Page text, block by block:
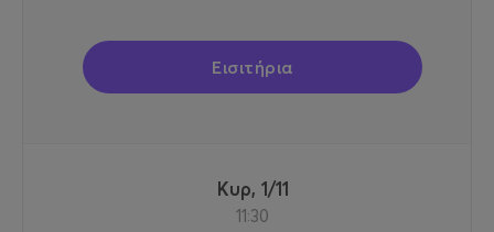
Εισιτήρια
Κυρ, 1/11
11:30